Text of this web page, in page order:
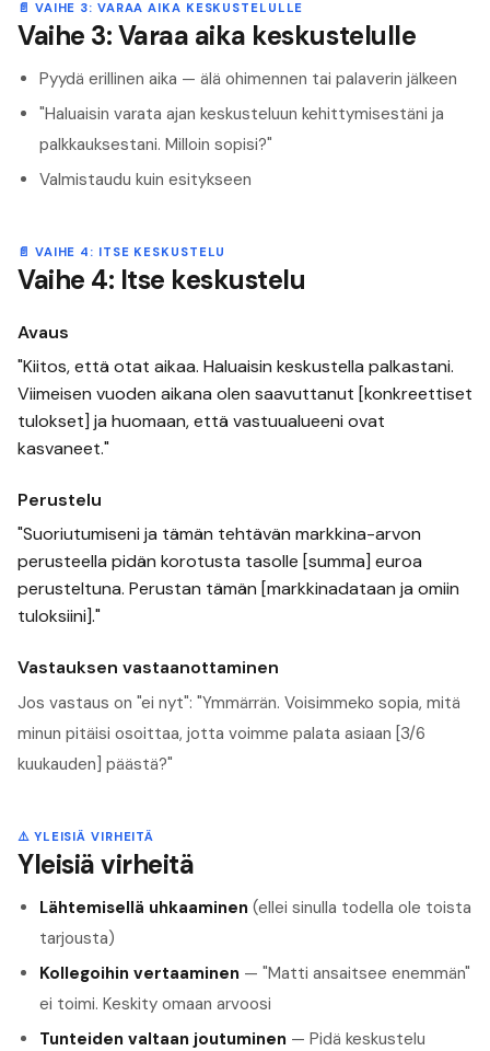
📄 VAIHE 3: VARAA AIKA KESKUSTELULLE
Vaihe 3: Varaa aika keskustelulle
Pyydä erillinen aika — älä ohimennen tai palaverin jälkeen
"Haluaisin varata ajan keskusteluun kehittymisestäni ja
palkkauksestani. Milloin sopisi?"
Valmistaudu kuin esitykseen
📄 VAIHE 4: ITSE KESKUSTELU
Vaihe 4: Itse keskustelu
Avaus
"Kiitos, että otat aikaa. Haluaisin keskustella palkastani.
Viimeisen vuoden aikana olen saavuttanut [konkreettiset
tulokset] ja huomaan, että vastuualueeni ovat
kasvaneet."
Perustelu
"Suoriutumiseni ja tämän tehtävän markkina-arvon
perusteella pidän korotusta tasolle [summa] euroa
perusteltuna. Perustan tämän [markkinadataan ja omiin
tuloksiini]."
Vastauksen vastaanottaminen
Jos vastaus on "ei nyt": "Ymmärrän. Voisimmeko sopia, mitä
minun pitäisi osoittaa, jotta voimme palata asiaan [3/6
kuukauden] päästä?"
⚠️ YLEISIÄ VIRHEITÄ
Yleisiä virheitä
Lähtemisellä uhkaaminen (ellei sinulla todella ole toista
tarjousta)
Kollegoihin vertaaminen — "Matti ansaitsee enemmän"
ei toimi. Keskity omaan arvoosi
Tunteiden valtaan joutuminen — Pidä keskustelu